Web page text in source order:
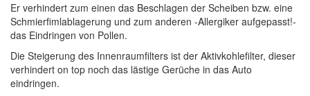
Er verhindert zum einen das Beschlagen der Scheiben bzw. eine
Schmierfimlablagerung und zum anderen -Allergiker aufgepasst!-
das Eindringen von Pollen.
Die Steigerung des Innenraumfilters ist der Aktivkohlefilter, dieser
verhindert on top noch das lästige Gerüche in das Auto
eindringen.